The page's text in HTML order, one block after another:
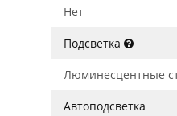
Нет
Подсветка
Люминесцентные
Автоподсветка